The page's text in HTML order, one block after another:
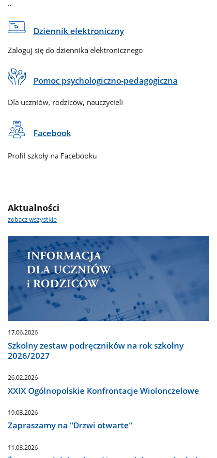
..
Dziennik elektroniczny
Zaloguj się do dziennika elektronicznego
Pomoc psychologiczno-pedagogiczna
Dla uczniów, rodziców, nauczycieli
Facebook
Profil szkoły na Facebooku
Aktualności
zobacz wszystkie
17.06.2026
Szkolny zestaw podręczników na rok szkolny
2026/2027
26.02.2026
XXIX Ogólnopolskie Konfrontacje Wiolonczelowe
19.03.2026
Zapraszamy na "Drzwi otwarte"
11.03.2026